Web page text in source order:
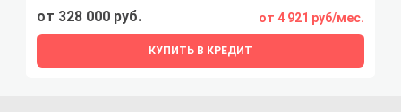
от 328 000 руб. от 4 921 руб/мес.
КУПИТЬ В КРЕДИТ